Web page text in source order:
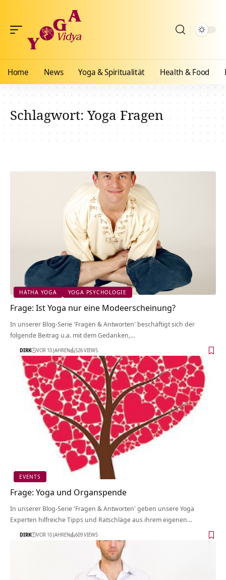
Home News Yoga & Spiritualität Health & Food
Schlagwort:Yoga Fragen
HATHA YOGA YOGA PSYCHOLOGIE
Frage: Ist Yoga nur eine Modeerscheinung?
In unserer Blog-Serie 'Fragen & Antworten' beschäftigt sich der
folgende Beitrag u.a. mit dem Gedanken,…
DIRK VOR 10 JAHREN 526 VIEWS
EVENTS
Frage: Yoga und Organspende
In unserer Blog-Serie 'Fragen & Antworten' geben unsere Yoga
Experten hilfreiche Tipps und Ratschläge aus ihrem eigenen…
DIRK VOR 10 JAHREN 609 VIEWS